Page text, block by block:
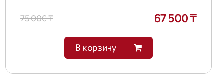
75 000 ₸ 67 500 ₸
В корзину